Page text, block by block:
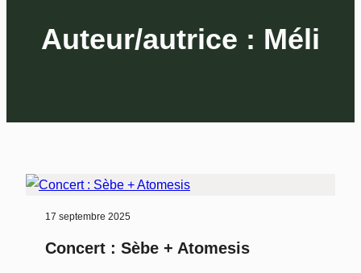
Auteur/autrice : Méli
17 septembre 2025
Concert : Sèbe + Atomesis